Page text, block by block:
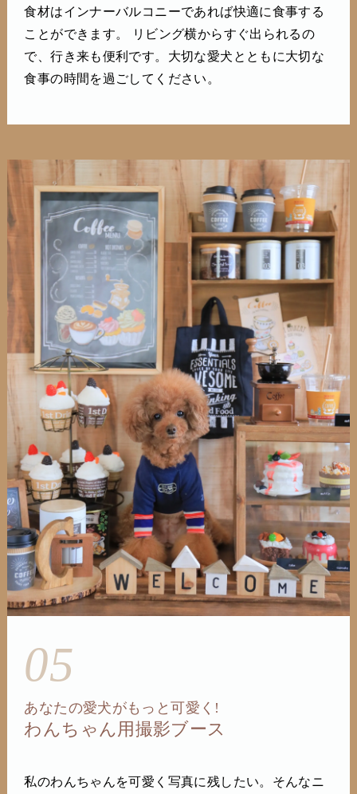
食材はインナーバルコニーであれば快適に食事する
ことができます。 リビング横からすぐ出られるの
で、行き来も便利です。大切な愛犬とともに大切な
食事の時間を過ごしてください。
05
あなたの愛犬がもっと可愛く!
わんちゃん用撮影ブース
私のわんちゃんを可愛く写真に残したい。そんなニ